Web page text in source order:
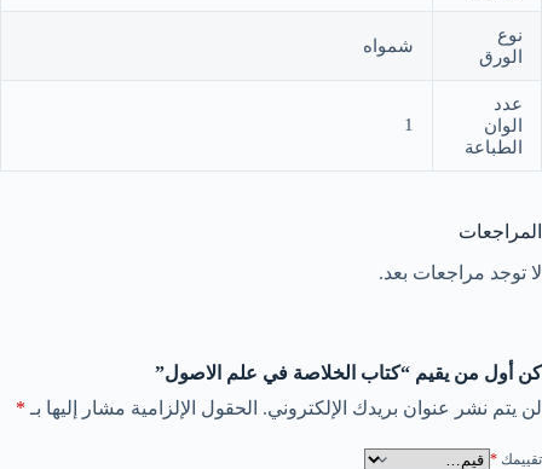
نوع
الورق
شمواه
عدد
الوان
الطباعة
1
المراجعات
لا توجد مراجعات بعد.
كن أول من يقيم “كتاب الخلاصة في علم الاصول”
لن يتم نشر عنوان بريدك الإلكتروني. الحقول الإلزامية مشار إليها بـ *
تقييمك *